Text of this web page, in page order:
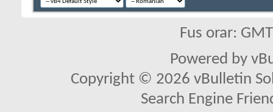
Fus orar:
Powered by
Copyright © 2026 vBulletin
Search Engine